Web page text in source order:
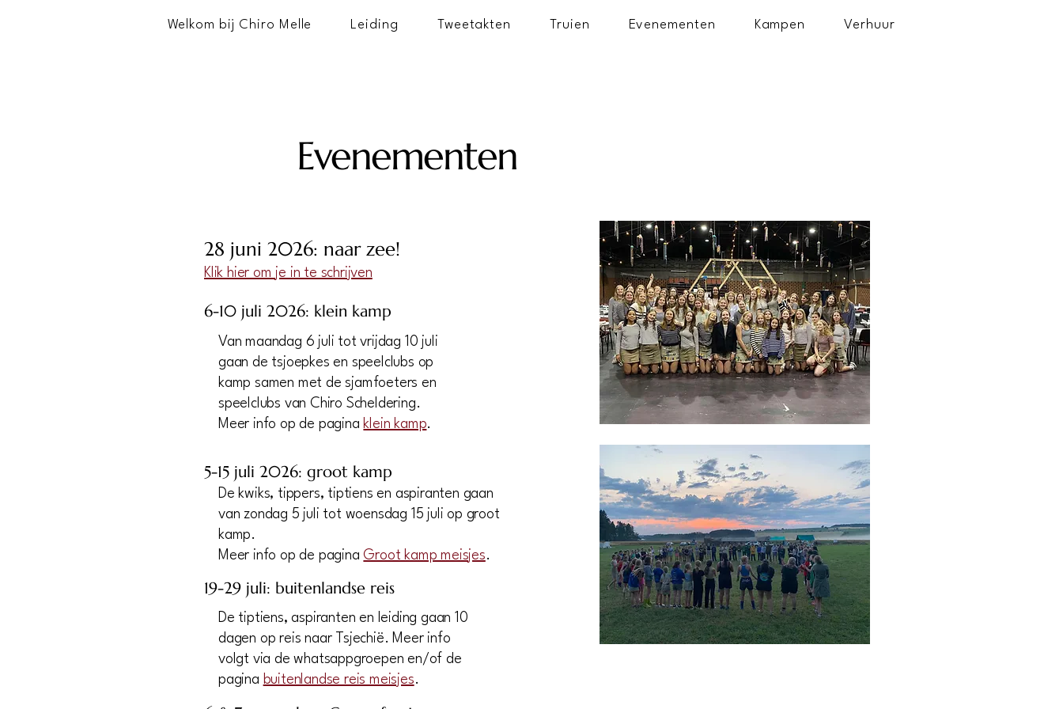
Welkom bij Chiro Melle Leiding Tweetakten Truien Evenementen Kampen Verhuur
Evenementen
28 juni 2026: naar zee!
Klik hier om je in te schrijven
6-10 juli 2026: klein kamp
Van maandag 6 juli tot vrijdag 10 juli
gaan de tsjoepkes en speelclubs op
kamp samen met de sjamfoeters en
speelclubs van Chiro Scheldering.
Meer info op de pagina klein kamp.
5-15 juli 2026: groot kamp
De kwiks, tippers, tiptiens en aspiranten gaan
van zondag 5 juli tot woensdag 15 juli op groot
kamp.
Meer info op de paginaGroot kamp meisjes.
19-29 juli: buitenlandse reis
De tiptiens, aspiranten en leiding gaan 10
dagen op reis naar Tsjechië. Meer info
volgt via de whatsappgroepen en/of de
pagina buitenlandse reis meisjes.